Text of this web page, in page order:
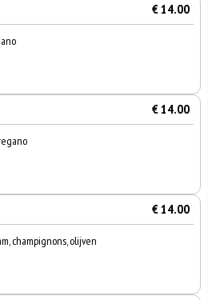
€ 14.00
€ 14.00
€ 14.00
champignons, olijven